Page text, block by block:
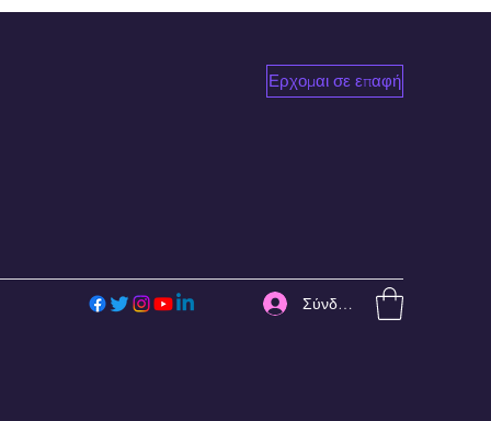
Ερχομαι σε επαφή
Σύνδεση